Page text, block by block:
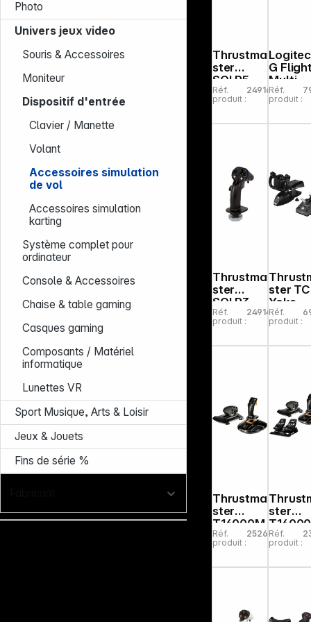
Photo
Univers jeux video
Souris & Accessoires
Moniteur
Dispositif d'entrée
Clavier / Manette
Volant
Accessoires simulation
de vol
Accessoires simulation
karting
Système complet pour
ordinateur
Console & Accessoires
Chaise & table gaming
Casques gaming
Composants / Matériel
informatique
Lunettes VR
Sport Musique, Arts & Loisir
Jeux & Jouets
Fins de série %
Thrustma
ster
SOLR5
Base WW
Réf.
produit :
249162
G
Multi
Panel
Réf.
produit :
Thrustma
ster
SOLR3
AddOn
Grip WW
Réf.
produit :
249148
ster
Yoke
Pack
Boeing
Réf.
produit :
Thrustma
ster
T16000M
FCS
HOTAS
Réf.
produit :
252655
ster
FCS
Flight
Réf.
produit :